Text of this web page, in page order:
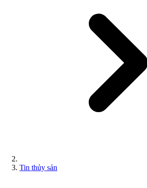
Tin thủy sản